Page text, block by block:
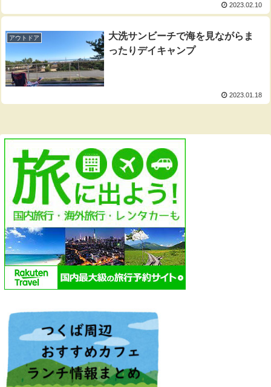
2023.02.10
アウトドア
大洗サンビーチで海を見ながらま
ったりデイキャンプ
2023.01.18